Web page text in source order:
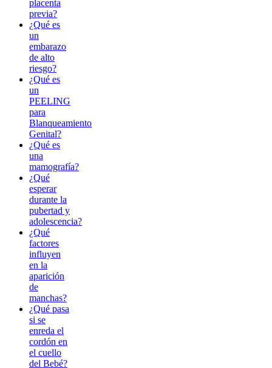
placenta
previa?
¿Qué es
un
embarazo
de alto
riesgo?
¿Qué es
un
PEELING
para
Blanqueamiento
Genital?
¿Qué es
una
mamografía?
¿Qué
esperar
durante la
pubertad y
adolescencia?
¿Qué
factores
influyen
en la
aparición
de
manchas?
¿Qué pasa
si se
enreda el
cordón en
el cuello
del Bebé?